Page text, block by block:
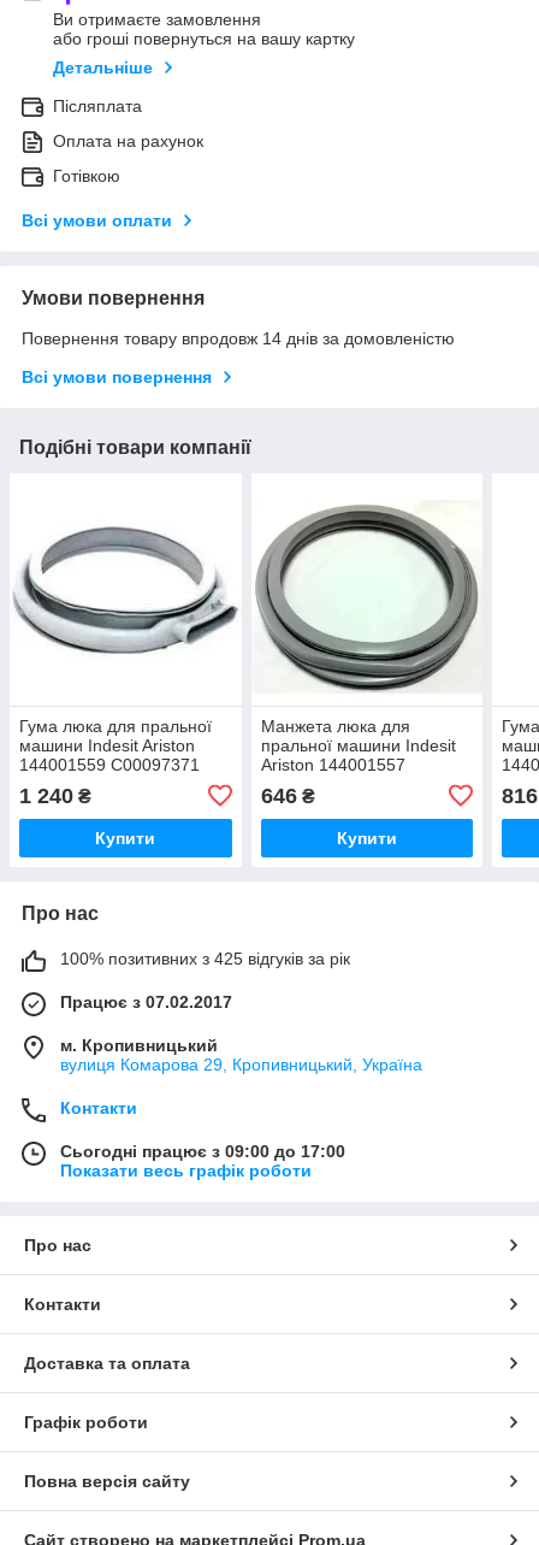
Ви отримаєте замовлення
або гроші повернуться на вашу картку
Детальніше
Післяплата
Оплата на рахунок
Готівкою
Всі умови оплати
Умови повернення
Повернення товару впродовж 14 днів за домовленістю
Всі умови повернення
Подібні товари компанії
Гума люка для пральної
машини Indesit Ariston
144001559 C00097371
1 240 ₴
Купити
Манжета люка для
пральної машини Indesit
Ariston 144001557
646₴
Купити
816
Про нас
100% позитивних з 425 відгуків за рік
Працює з 07.02.2017
м. Кропивницький
вулиця Комарова 29, Кропивницький, Україна
Контакти
Сьогодні працює з 09:00 до 17:00
Показати весь графік роботи
Про нас
Контакти
Доставка та оплата
Графік роботи
Повна версія сайту
Сайт створено на маркетплейсі Prom.ua